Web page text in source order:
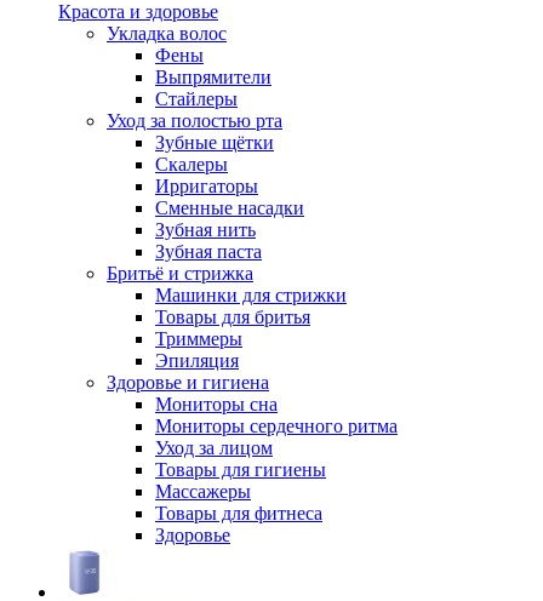
Красота и здоровье
Укладка волос
Фены
Выпрямители
Стайлеры
Уход за полостью рта
Зубные щётки
Скалеры
Ирригаторы
Сменные насадки
Зубная нить
Зубная паста
Бритьё и стрижка
Машинки для стрижки
Товары для бритья
Триммеры
Эпиляция
Здоровье и гигиена
Мониторы сна
Мониторы сердечного ритма
Уход за лицом
Товары для гигиены
Массажеры
Товары для фитнеса
Здоровье